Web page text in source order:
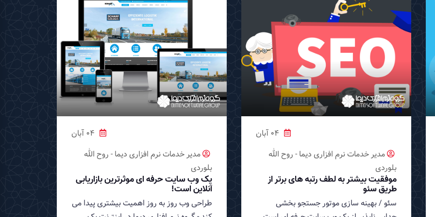
04 آبان
مدیر خدمات نرم افزاری دیما - روح الله
بلوردی
موفقیت بیشتر به لطف رتبه های برتر از
طریق سئو
سئو / بهینه سازی موتور جستجو بخشی
04 آبان
مدیر خدمات نرم افزاری دیما - روح الله
بلوردی
یک وب سایت حرفه ای موثرترین بازاریابی
آنلاین است!
طراحی وب روز به روز اهمیت بیشتری پیدا می